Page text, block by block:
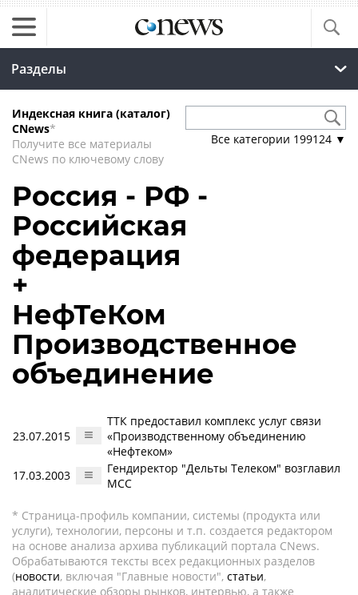
Разделы
Индексная книга (каталог)
CNews*
Получите все материалы
CNews по ключевому слову
Все категории 199124 ▼
Россия - РФ -
Российская
федерация
+
НефТеКом
Производственное
объединение
23.07.2015
ТТК предоставил комплекс услуг связи
«Производственному объединению
«Нефтеком»
17.03.2003
Гендиректор "Дельты Телеком" возглавил
МСС
* Страница-профиль компании, системы (продукта или
услуги), технологии, персоны и т.п. создается редактором
на основе анализа архива публикаций портала CNews.
Обрабатываются тексты всех редакционных разделов
(новости, включая "Главные новости", статьи,
аналитические обзоры рынков, интервью, а также